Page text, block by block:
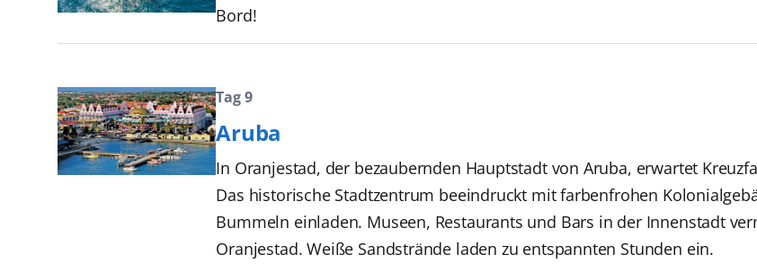
Bord!
Tag 9
Aruba
In Oranjestad, der bezaubernden Hauptstadt von Aruba, erwartet
Das historische Stadtzentrum beeindruckt mit farbenfrohen
Bummeln einladen. Museen, Restaurants und Bars in der Innenstadt
Oranjestad. Weiße Sandstrände laden zu entspannten Stunden ein.